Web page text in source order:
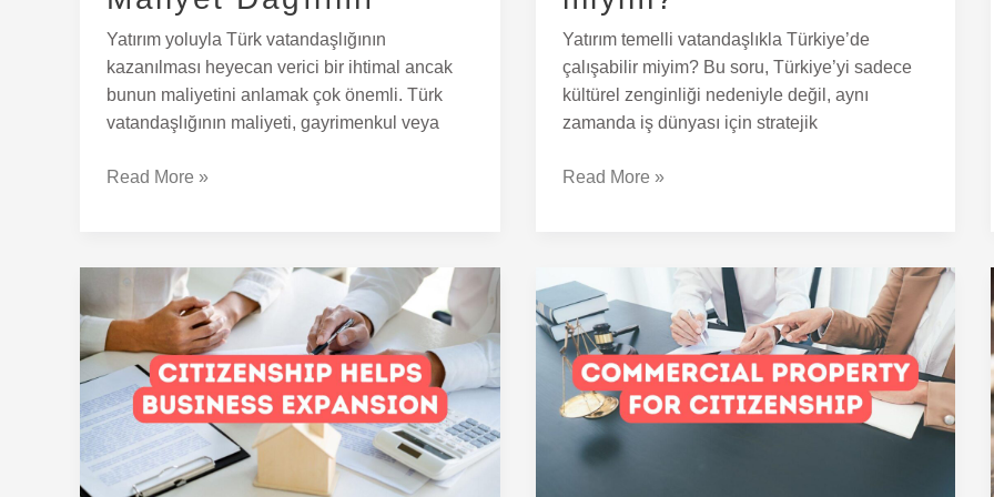
Yatırım yoluyla Türk vatandaşlığının
kazanılması heyecan verici bir ihtimal ancak
bunun maliyetini anlamak çok önemli. Türk
vatandaşlığının maliyeti, gayrimenkul veya
Read More »
Yatırım temelli vatandaşlıkla Türkiye’de
çalışabilir miyim? Bu soru, Türkiye’yi sadece
kültürel zenginliği nedeniyle değil, aynı
zamanda iş dünyası için stratejik
Read More »
Türk
Vatandaşlığı
İşletmenin
Genişlemesine
Nasıl
Yardımcı
Ticari
Mülk
ile
Türk
Vatandaşlığını
Alabilir